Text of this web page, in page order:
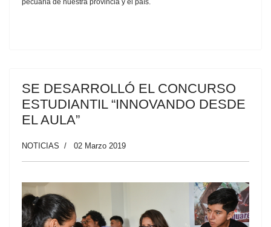
pecuaria de nuestra provincia y el país.
SE DESARROLLÓ EL CONCURSO
ESTUDIANTIL “INNOVANDO DESDE
EL AULA”
NOTICIAS 02 Marzo 2019